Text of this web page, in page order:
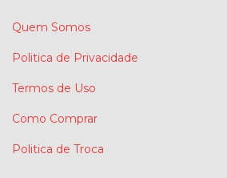
Quem Somos
Politica de Privacidade
Termos de Uso
Como Comprar
Politica de Troca